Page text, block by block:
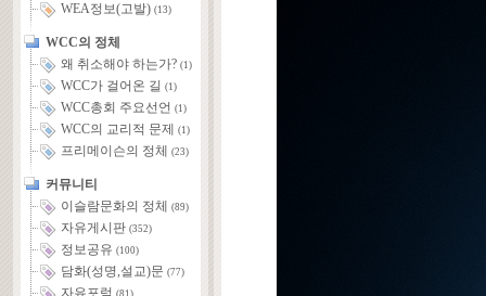
WEA정보(고발) (13)
WCC의 정체
왜 취소해야 하는가? (1)
WCC가 걸어온 길 (1)
WCC총회 주요선언 (1)
WCC의 교리적 문제 (1)
프리메이슨의 정체 (23)
커뮤니티
이슬람문화의 정체
(89)
자유게시판 (352)
정보공유 (100)
담화(성명,설교)문 (77)
자유포럼